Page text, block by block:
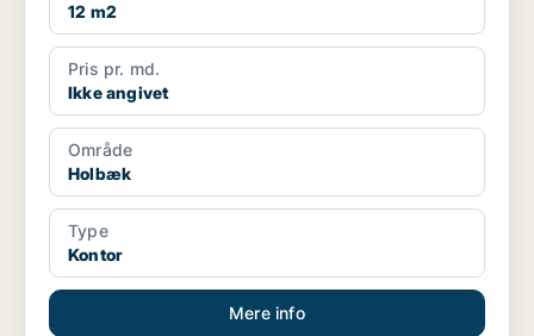
12 m2
Pris pr. md.
Ikke angivet
Område
Holbæk
Type
Kontor
Mere info